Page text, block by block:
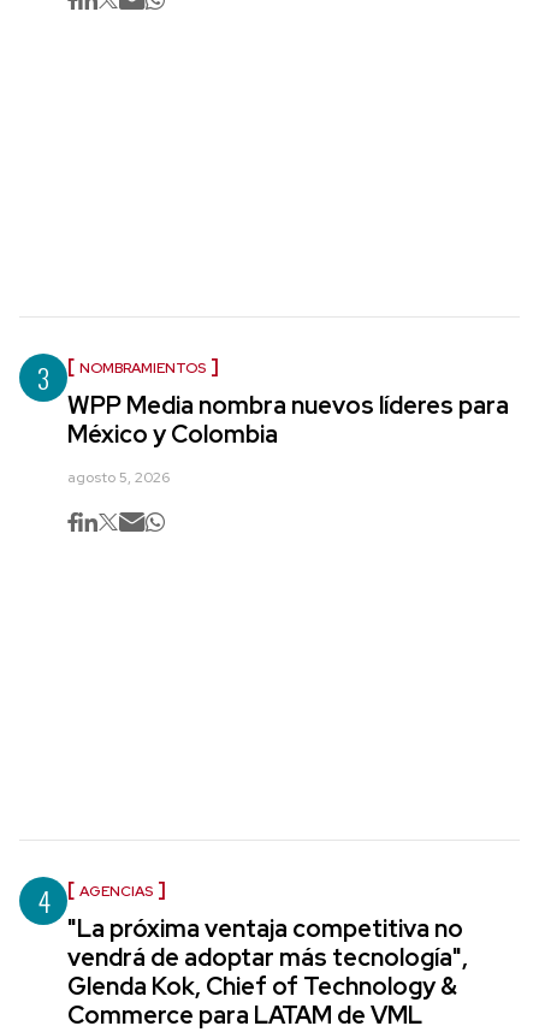
3 NOMBRAMIENTOS
WPP Media nombra nuevos líderes para
México y Colombia
agosto 5, 2026
4 AGENCIAS
"La próxima ventaja competitiva no
vendrá de adoptar más tecnología",
Glenda Kok, Chief of Technology &
Commerce para LATAM de VML